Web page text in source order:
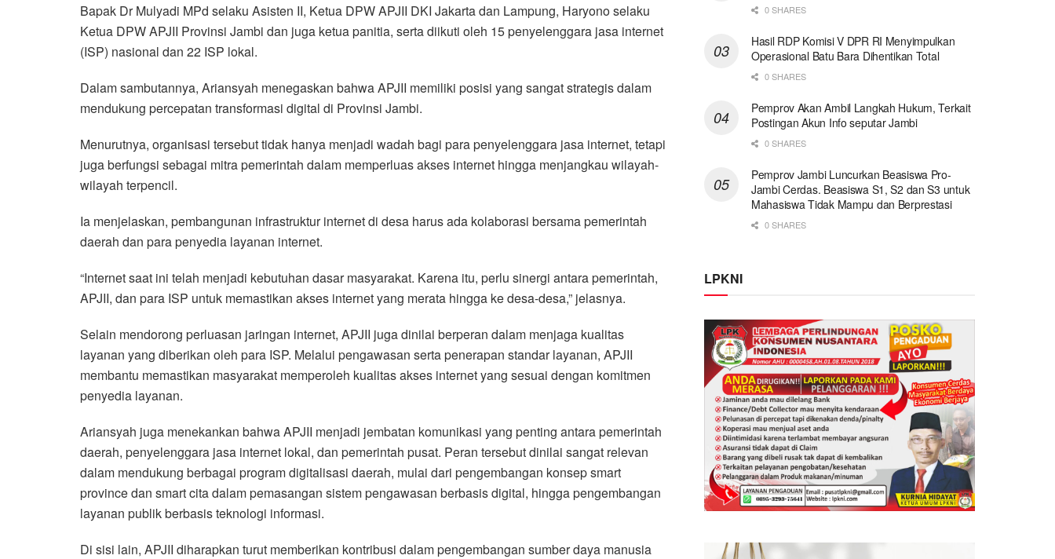
Bapak Dr Mulyadi MPd selaku Asisten II, Ketua DPW APJII DKI Jakarta dan Lampung, Haryono selaku
Ketua DPW APJII Provinsi Jambi dan juga ketua panitia, serta diikuti oleh 15 penyelenggara jasa internet
(ISP) nasional dan 22 ISP lokal.
Dalam sambutannya, Ariansyah menegaskan bahwa APJII memiliki posisi yang sangat strategis dalam
mendukung percepatan transformasi digital di Provinsi Jambi.
Menurutnya, organisasi tersebut tidak hanya menjadi wadah bagi para penyelenggara jasa internet, tetapi
juga berfungsi sebagai mitra pemerintah dalam memperluas akses internet hingga menjangkau wilayah-
wilayah terpencil.
Ia menjelaskan, pembangunan infrastruktur internet di desa harus ada kolaborasi bersama pemerintah
daerah dan para penyedia layanan internet.
“Internet saat ini telah menjadi kebutuhan dasar masyarakat. Karena itu, perlu sinergi antara pemerintah,
APJII, dan para ISP untuk memastikan akses internet yang merata hingga ke desa-desa,” jelasnya.
Selain mendorong perluasan jaringan internet, APJII juga dinilai berperan dalam menjaga kualitas
layanan yang diberikan oleh para ISP. Melalui pengawasan serta penerapan standar layanan, APJII
membantu memastikan masyarakat memperoleh kualitas akses internet yang sesuai dengan komitmen
penyedia layanan.
Ariansyah juga menekankan bahwa APJII menjadi jembatan komunikasi yang penting antara pemerintah
daerah, penyelenggara jasa internet lokal, dan pemerintah pusat. Peran tersebut dinilai sangat relevan
dalam mendukung berbagai program digitalisasi daerah, mulai dari pengembangan konsep smart
province dan smart cita dalam pemasangan sistem pengawasan berbasis digital, hingga pengembangan
layanan publik berbasis teknologi informasi.
Di sisi lain, APJII diharapkan turut memberikan kontribusi dalam pengembangan sumber daya manusia
0 SHARES
Hasil RDP Komisi V DPR RI Menyimpulkan
Operasional Batu Bara Dihentikan Total
0 SHARES
Pemprov Akan Ambil Langkah Hukum, Terkait
Postingan Akun Info seputar Jambi
0 SHARES
Pemprov Jambi Luncurkan Beasiswa Pro-
Jambi Cerdas. Beasiswa S1, S2 dan S3 untuk
Mahasiswa Tidak Mampu dan Berprestasi
0 SHARES
LPKNI